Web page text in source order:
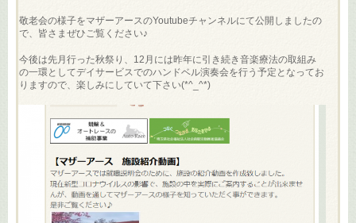
敬老会の様子をマザーアースのYoutubeチャンネルにて公開しましたの
で、皆さまぜひご覧ください♪
今後は先月行った秋祭り、12月には昨年に引き続き音楽療法の取組み
の一環としてデイサービスでのハンドベル演奏会を行う予定となってお
りますので、楽しみにしていて下さい(*^_^*)